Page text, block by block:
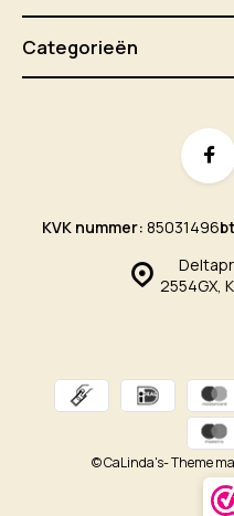
Categorieën
2554GX,
KVK nummer: 85031496
© CaLinda's- Theme